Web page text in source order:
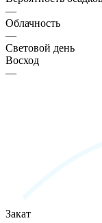
—
Облачность
—
Световой день
Восход
—
Закат